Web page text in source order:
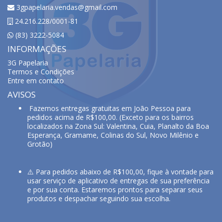
3gpapelaria.vendas@gmail.com
24.216.228/0001-81
(83) 3222-5084
INFORMAÇÕES
3G Papelaria
Termos e Condições
Entre em contato
AVISOS
Fazemos entregas gratuitas em João Pessoa para
pedidos acima de R$100,00. (Exceto para os bairros
localizados na Zona Sul: Valentina, Cuia, Planalto da Boa
Esperança, Gramame, Colinas do Sul, Novo Milênio e
Grotão)
⚠️ Para pedidos abaixo de R$100,00, fique à vontade para
usar serviço de aplicativo de entregas de sua preferência
e por sua conta. Estaremos prontos para separar seus
produtos e despachar seguindo sua escolha.